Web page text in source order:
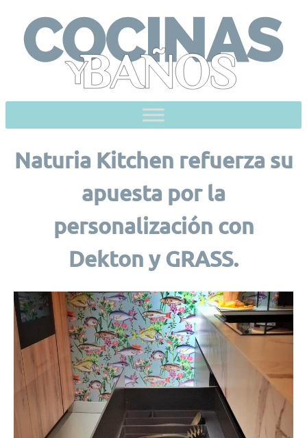
content
Naturia Kitchen refuerza su
apuesta por la
personalización con
Dekton y GRASS.